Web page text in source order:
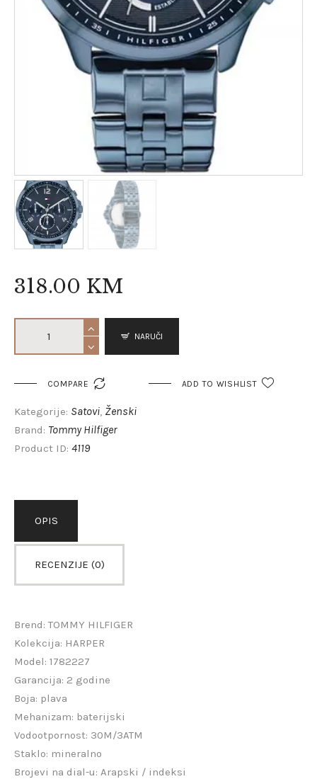
318.00 KM
NARUČI
COMPARE  ADD TO WISHLIST
Kategorije: Satovi Ženski
Brand: Tommy Hilfiger
Product ID: 4119
OPIS
RECENZIJE (0)
Brend: TOMMY HILFIGER
Kolekcija: HARPER
Model: 1782227
Garancija: 2 godine
Boja: plava
Mehanizam: baterijski
Vodootpornost: 30M/3ATM
Staklo: mineralno
Brojevi na dial-u: Arapski / indeksi